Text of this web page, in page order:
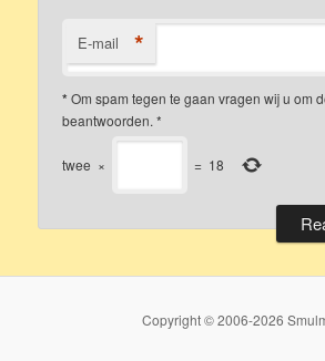
E-mail *
*Om spam tegen te gaan vragen wij u om
beantwoorden. *
twee × = 18
Copyright © 2006-2026